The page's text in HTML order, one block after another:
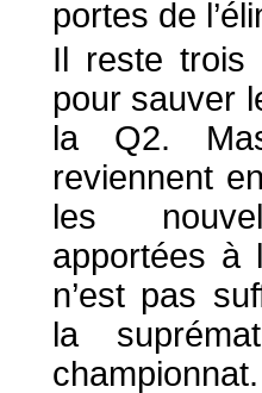
portes de
Il reste trois
pour sauver
la Q2.
reviennent
les
apportées à
n’est pas
la
championnat.